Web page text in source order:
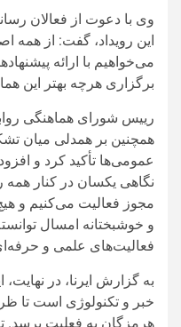
آن، ارتقای کیفیت محتوا
فضای رسانه‌ای هرمزگان
لینک کوتاه:?
p=25224
About Author
author's posts